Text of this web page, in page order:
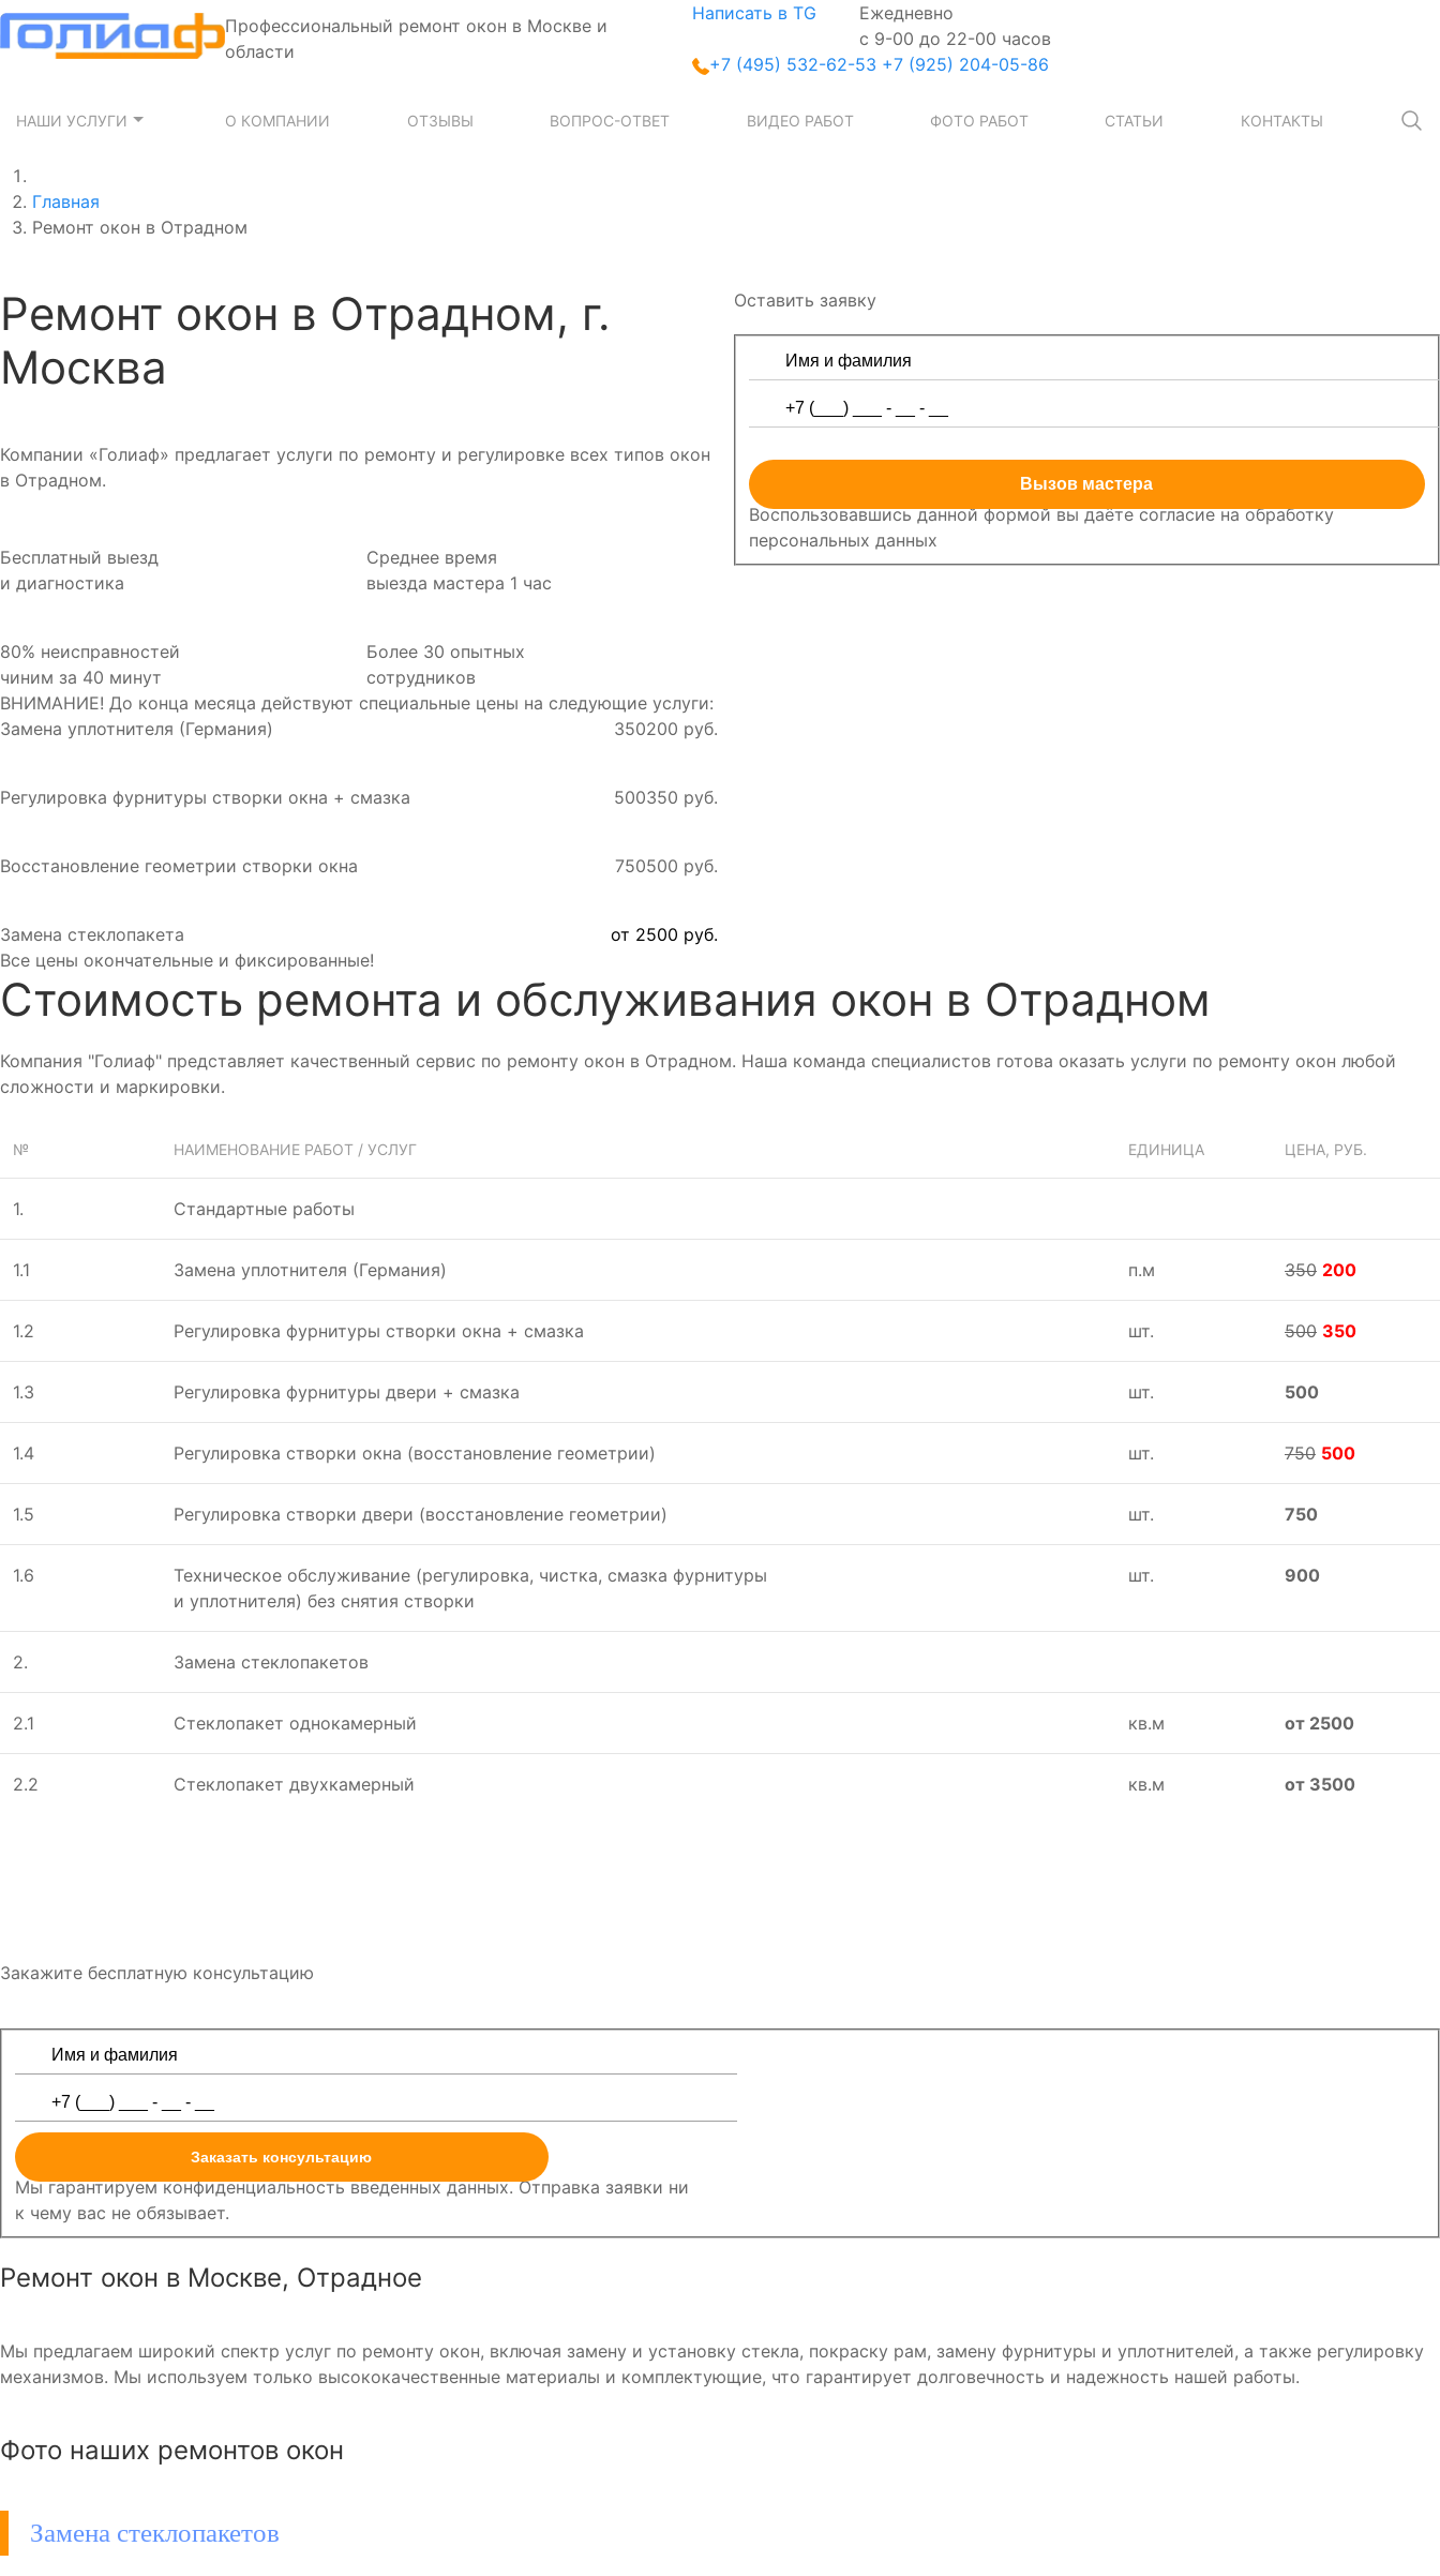
Профессиональный ремонт окон в Москве и
области
Написать в TG
Ежедневно
с 9-00 до 22-00 часов
+7 (495) 532-62-53 +7 (925) 204-05-86
НАШИ УСЛУГИ О КОМПАНИИ ОТЗЫВЫ ВОПРОС-ОТВЕТ ВИДЕО РАБОТ ФОТО РАБОТ СТАТЬИ КОНТАКТЫ
Главная
Ремонт окон в Отрадном
Ремонт окон в Отрадном, г.
Москва
Компании «Голиаф» предлагает услуги по ремонту и регулировке всех типов окон
в Отрадном.
Бесплатный выезд
и диагностика
Среднее время
выезда мастера 1 час
80% неисправностей
чиним за 40 минут
Более 30 опытных
сотрудников
ВНИМАНИЕ! До конца месяца действуют специальные цены на следующие услуги:
Замена уплотнителя (Германия)
350200 руб.
Регулировка фурнитуры створки окна + смазка 500350 руб.
Восстановление геометрии створки окна 750500 руб.
Замена стеклопакета
от 2500 руб.
Все цены окончательные и фиксированные!
Оставить заявку
Вызов мастера
Воспользовавшись данной формой вы даёте согласие на обработку
персональных данных
Стоимость ремонта и обслуживания окон в Отрадном
Компания "Голиаф" представляет качественный сервис по ремонту окон в Отрадном. Наша команда специалистов готова оказать услуги по ремонту окон любой
сложности и маркировки.
№ НАИМЕНОВАНИЕ РАБОТ / УСЛУГ ЕДИНИЦА ЦЕНА, РУБ.
1. Стандартные работы
1.1 Замена уплотнителя (Германия) п.м 350 200
1.2 Регулировка фурнитуры створки окна + смазка шт. 500 350
1.3 Регулировка фурнитуры двери + смазка шт. 500
1.4 Регулировка створки окна (восстановление геометрии) шт. 750 500
1.5 Регулировка створки двери (восстановление геометрии) шт. 750
1.6
Техническое обслуживание (регулировка, чистка, смазка фурнитуры
и уплотнителя) без снятия створки
шт. 900
2. Замена стеклопакетов
2.1 Стеклопакет однокамерный кв.м от 2500
2.2 Стеклопакет двухкамерный кв.м от 3500
Закажите бесплатную консультацию
Заказать консультацию
Мы гарантируем конфиденциальность введенных данных. Отправка заявки ни
к чему вас не обязывает.
Ремонт окон в Москве, Отрадное
Мы предлагаем широкий спектр услуг по ремонту окон, включая замену и установку стекла, покраску рам, замену фурнитуры и уплотнителей, а также регулировку
механизмов. Мы используем только высококачественные материалы и комплектующие, что гарантирует долговечность и надежность нашей работы.
Фото наших ремонтов окон
Замена стеклопакетов